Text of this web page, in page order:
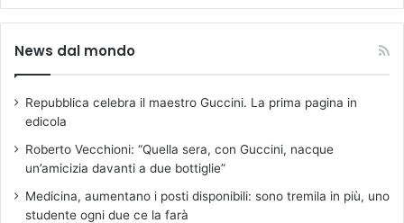
News dal mondo
Repubblica celebra il maestro Guccini. La prima pagina in
edicola
Roberto Vecchioni: “Quella sera, con Guccini, nacque
un’amicizia davanti a due bottiglie”
Medicina, aumentano i posti disponibili: sono tremila in più, uno
studente ogni due ce la farà